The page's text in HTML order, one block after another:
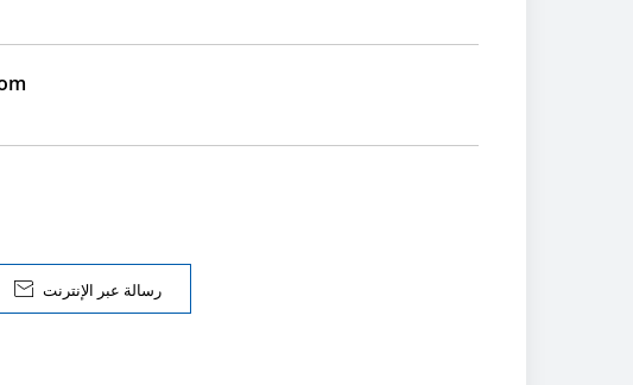
 رسالة عبر الإنترنت